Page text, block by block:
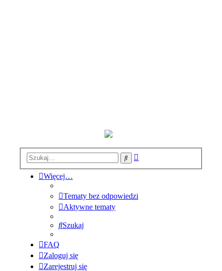
Szukaj
Więcej…
Tematy bez odpowiedzi
Aktywne tematy
Szukaj
FAQ
Zaloguj się
Zarejestruj się